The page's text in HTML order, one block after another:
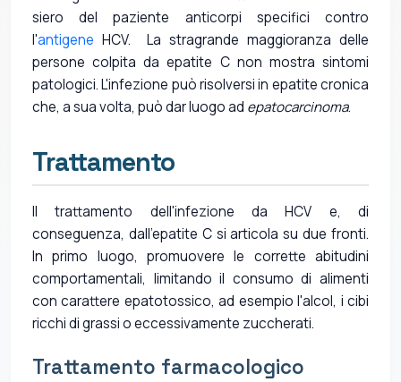
siero del paziente anticorpi specifici contro
l'antigene HCV. La stragrande maggioranza delle
persone colpita da epatite C non mostra sintomi
patologici. L'infezione può risolversi in epatite cronica
che, a sua volta, può dar luogo ad epatocarcinoma.
Trattamento
Il trattamento dell'infezione da HCV e, di
conseguenza, dall'epatite C si articola su due fronti.
In primo luogo, promuovere le corrette abitudini
comportamentali, limitando il consumo di alimenti
con carattere epatotossico, ad esempio l'alcol, i cibi
ricchi di grassi o eccessivamente zuccherati.
Trattamento farmacologico